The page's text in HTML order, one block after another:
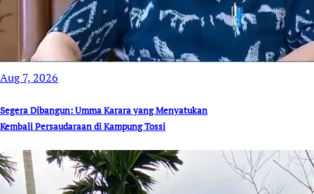
Aug 7, 2026
Segera Dibangun: Umma Karara yang Menyatukan
Kembali Persaudaraan di Kampung Tossi